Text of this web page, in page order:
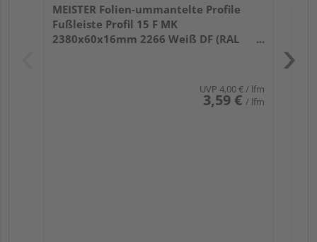
MEISTER Folien-ummantelte Profile
Fußleiste Profil 15 F MK
2380x60x16mm 2266 Weiß DF (RAL
UVP 4,00 €/ lfm
3,59 € / lfm